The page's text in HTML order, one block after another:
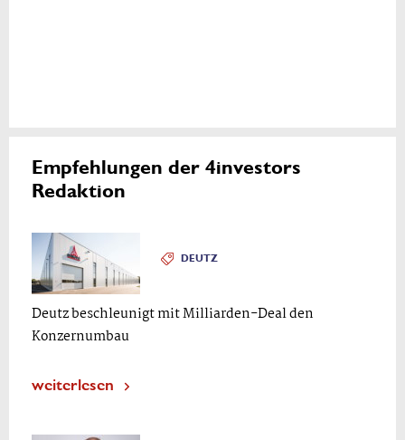
Empfehlungen der 4investors
Redaktion
DEUTZ
Deutz beschleunigt mit Milliarden-Deal den
Konzernumbau
weiterlesen